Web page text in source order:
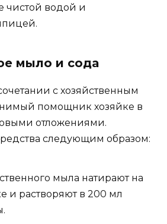
чистой водой и
мыло и сода
с хозяйственным
помощник хозяйке в
отложениями.
следующим образом:
мыла натирают на
и растворяют в 200 мл